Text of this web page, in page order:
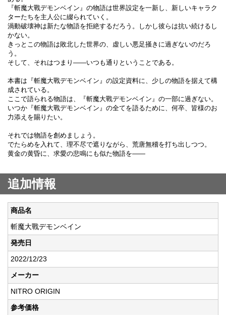
『斬魔大戰デモンベイン』の物語は世界設定を一新し、新しいキャラク
ターたちを主人公に綴られていく。
渦動破壊神は新たな物語を拒絶するだろう。しかし彼らは抗い続けるし
かない。
きっとこの物語は敗北した世界の、虚しい悪足掻きに過ぎないのだろ
う。
そして、それはつまり――いつも通りということである。
本書は『斬魔大戰デモンベイン』の設定資料に、少しの物語を据えて構
成されている。
ここで語られる物語は、『斬魔大戰デモンベイン』の一部に過ぎない。
いつか『斬魔大戰デモンベイン』の全てを語るために、何卒、皆様のお
力添えを賜りたい。
それでは物語を創めましょう。
でたらめを入れて、理不尽で遮りながら、荒唐無稽を打ち出しつつ。
黄金の黄昏に、求愛の悲鳴にも似た物語を――
追加情報
商品名
斬魔大戰デモンベイン
発売日
2022/12/23
メーカー
NITRO ORIGIN
参考価格